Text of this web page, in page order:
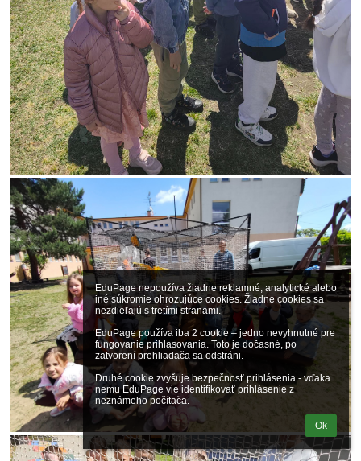
EduPage nepoužíva žiadne reklamné, analytické alebo
iné súkromie ohrozujúce cookies. Žiadne cookies sa
nezdieľajú s tretími stranami.
EduPage používa iba 2 cookie – jedno nevyhnutné pre
fungovanie prihlasovania. Toto je dočasné, po
zatvorení prehliadača sa odstráni.
Druhé cookie zvyšuje bezpečnosť prihlásenia - vďaka
nemu EduPage vie identifikovať prihlásenie z
neznámeho počítača.
Ok